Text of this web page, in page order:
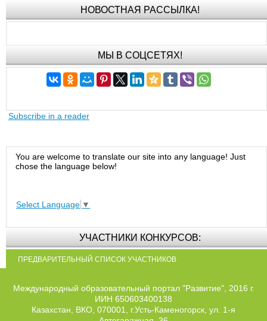
НОВОСТНАЯ РАССЫЛКА!
МЫ В СОЦСЕТЯХ!
Subscribe in a reader
You are welcome to translate our site into any language! Just
chose the language below!
Select Language ▼
УЧАСТНИКИ КОНКУРСОВ:
ПРЕДВАРИТЕЛЬНЫЙ СПИСОК УЧАСТНИКОВ
Международный образовательный портал "Развитие", 2016 г.
ИИН 650603400138
Казахстан, ВКО, 070001, г.Усть-Каменогорск, ул. 1-я